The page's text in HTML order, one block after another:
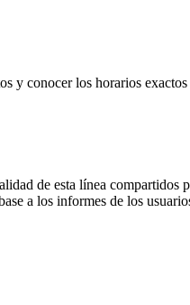
y conocer los horarios
de esta línea compartidos
a los informes de los